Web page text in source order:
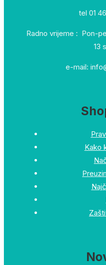
tel 01
Radno vrijeme : Pon-
13
e-mail:
Kako